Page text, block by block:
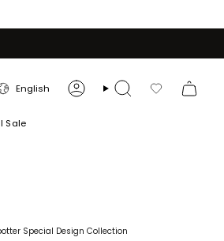
English AccountSearch Favorilerim
Sale
Special Design Collection